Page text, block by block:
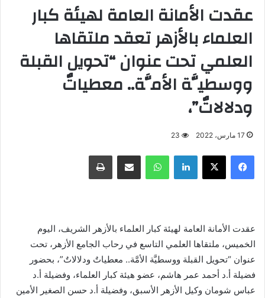
عقدت الأمانة العامة لهيئة كبار
العلماء بالأزهر تعقد ملتقاها
العلمي تحت عنوان “تحويل القبلة
ووسطيَّة الأمَّة.. معطياتٌ
ودلالاتٌ”،
17 مارس، 2022 23
فيسبوك X لينكدإن واتساب مشاركة عبر البريد طباعة
عقدت الأمانة العامة لهيئة كبار العلماء بالأزهر الشريف، اليوم
الخميس، ملتقاها العلمي التاسع في رحاب الجامع الأزهر، تحت
عنوان “تحويل القبلة ووسطيَّة الأمَّة.. معطياتٌ ودلالاتٌ”، بحضور
فضيلة أ.د أحمد عمر هاشم، عضو هيئة كبار العلماء، وفضيلة أ.د
عباس شومان وكيل الأزهر الأسبق، وفضيلة أ.د حسن الصغير الأمين